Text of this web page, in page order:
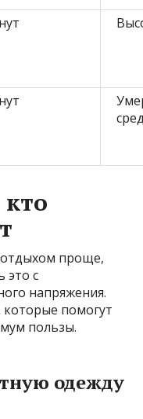
проще,
это с
напряжения.
помогут
пользы.
одежду